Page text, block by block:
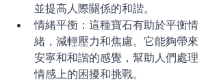
並提高人際關係的和諧。
情緒平衡：這種寶石有助於平衡情
緒，減輕壓力和焦慮。它能夠帶來
安寧和和諧的感覺，幫助人們處理
情感上的困擾和挑戰。